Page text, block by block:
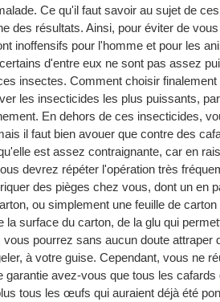
Ce qu'il faut savoir au sujet de
des résultats. Ainsi, pour éviter de
inoffensifs pour l'homme et pour les
d'entre eux ne sont pas assez
insectes. Comment choisir
les insecticides les plus puissants,
En dehors de ces insecticides,
il faut bien avouer que contre des
est assez contraignante, car en
devrez répéter l'opération très
des pièges chez vous, dont un en
ou simplement une feuille de
la surface du carton, de la glu qui
vous pourrez sans aucun doute
à votre guise. Cependant, vous ne
garantie avez-vous que tous les
tous les œufs qui auraient déjà été